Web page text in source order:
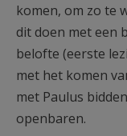
komen, om zo te
dit doen met een
belofte (eerste
met het komen
met Paulus
openbaren.